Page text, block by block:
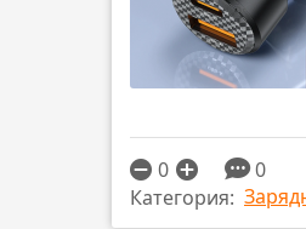
0
0
Категория: